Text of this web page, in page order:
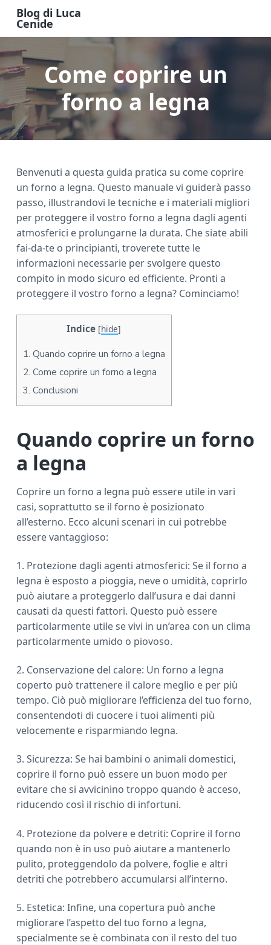
i
p
t
o
a
i
n
i
p
t
o
r
i
m
i
p
t
o
o
o
t
Blog di Luca
Cenide
o
g
d
i
c
a
e
n
i
Come coprire un
forno a legna
Benvenuti a questa guida pratica su come coprire
un forno a legna. Questo manuale vi guiderà passo
passo, illustrandovi le tecniche e i materiali migliori
per proteggere il vostro forno a legna dagli agenti
atmosferici e prolungarne la durata. Che siate abili
fai-da-te o principianti, troverete tutte le
informazioni necessarie per svolgere questo
compito in modo sicuro ed efficiente. Pronti a
proteggere il vostro forno a legna? Cominciamo!
Indice [hide]
1. Quando coprire un forno a legna
2. Come coprire un forno a legna
3. Conclusioni
Quando coprire un forno
a legna
Coprire un forno a legna può essere utile in vari
casi, soprattutto se il forno è posizionato
all’esterno. Ecco alcuni scenari in cui potrebbe
essere vantaggioso:
1. Protezione dagli agenti atmosferici: Se il forno a
legna è esposto a pioggia, neve o umidità, coprirlo
può aiutare a proteggerlo dall’usura e dai danni
causati da questi fattori. Questo può essere
particolarmente utile se vivi in un’area con un clima
particolarmente umido o piovoso.
2. Conservazione del calore: Un forno a legna
coperto può trattenere il calore meglio e per più
tempo. Ciò può migliorare l’efficienza del tuo forno,
consentendoti di cuocere i tuoi alimenti più
velocemente e risparmiando legna.
3. Sicurezza: Se hai bambini o animali domestici,
coprire il forno può essere un buon modo per
evitare che si avvicinino troppo quando è acceso,
riducendo così il rischio di infortuni.
4. Protezione da polvere e detriti: Coprire il forno
quando non è in uso può aiutare a mantenerlo
pulito, proteggendolo da polvere, foglie e altri
detriti che potrebbero accumularsi all’interno.
5. Estetica: Infine, una copertura può anche
migliorare l’aspetto del tuo forno a legna,
specialmente se è combinata con il resto del tuo